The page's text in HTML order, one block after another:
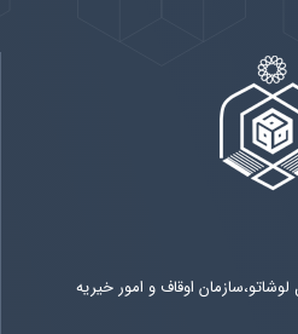
اوقاف و امور خیریه